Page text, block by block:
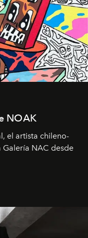
NOAK
el artista chileno-
Galería NAC desde